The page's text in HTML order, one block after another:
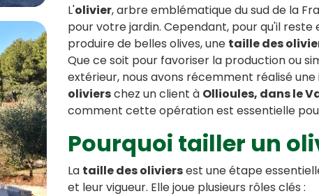
L'olivier, arbre emblématique du sud de la
pour votre jardin. Cependant, pour qu'il
produire de belles olives, une taille des
Que ce soit pour favoriser la production ou
extérieur, nous avons récemment réalisé
olivierschez un client à Ollioules, dans le
comment cette opération est essentielle
Pourquoi tailler un
La taille des oliviersest une étape
et leur vigueur. Elle joue plusieurs rôles clés :